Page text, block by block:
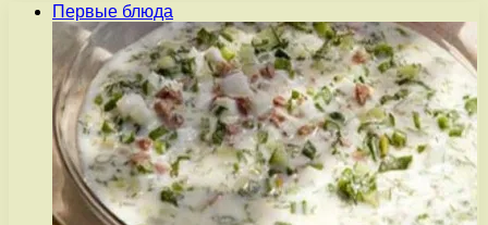
Первые блюда